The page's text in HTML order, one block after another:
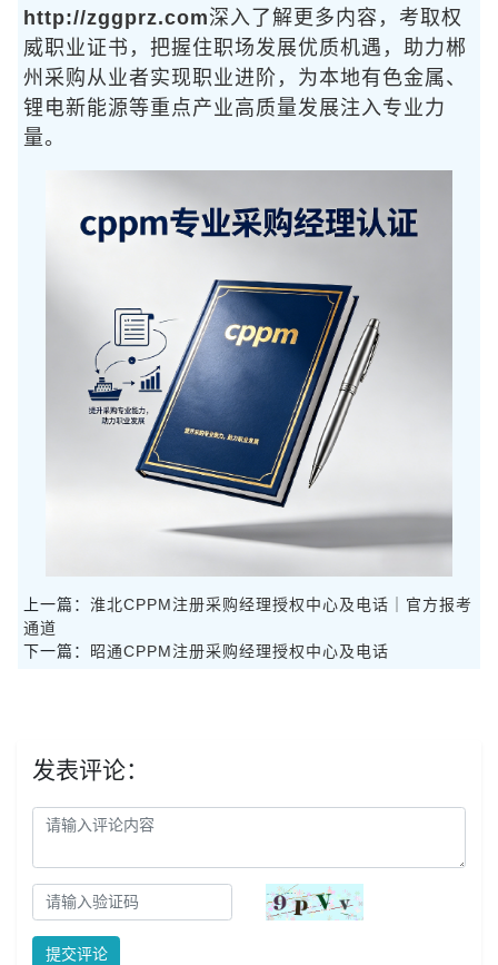
http://zggprz.com深入了解更多内容，考取权
威职业证书，把握住职场发展优质机遇，助力郴
州采购从业者实现职业进阶，为本地有色金属、
锂电新能源等重点产业高质量发展注入专业力
量。
上一篇： 淮北CPPM注册采购经理授权中心及电话｜官方报考
通道
下一篇：
昭通CPPM注册采购经理授权中心及电话
发表评论：
提交评论